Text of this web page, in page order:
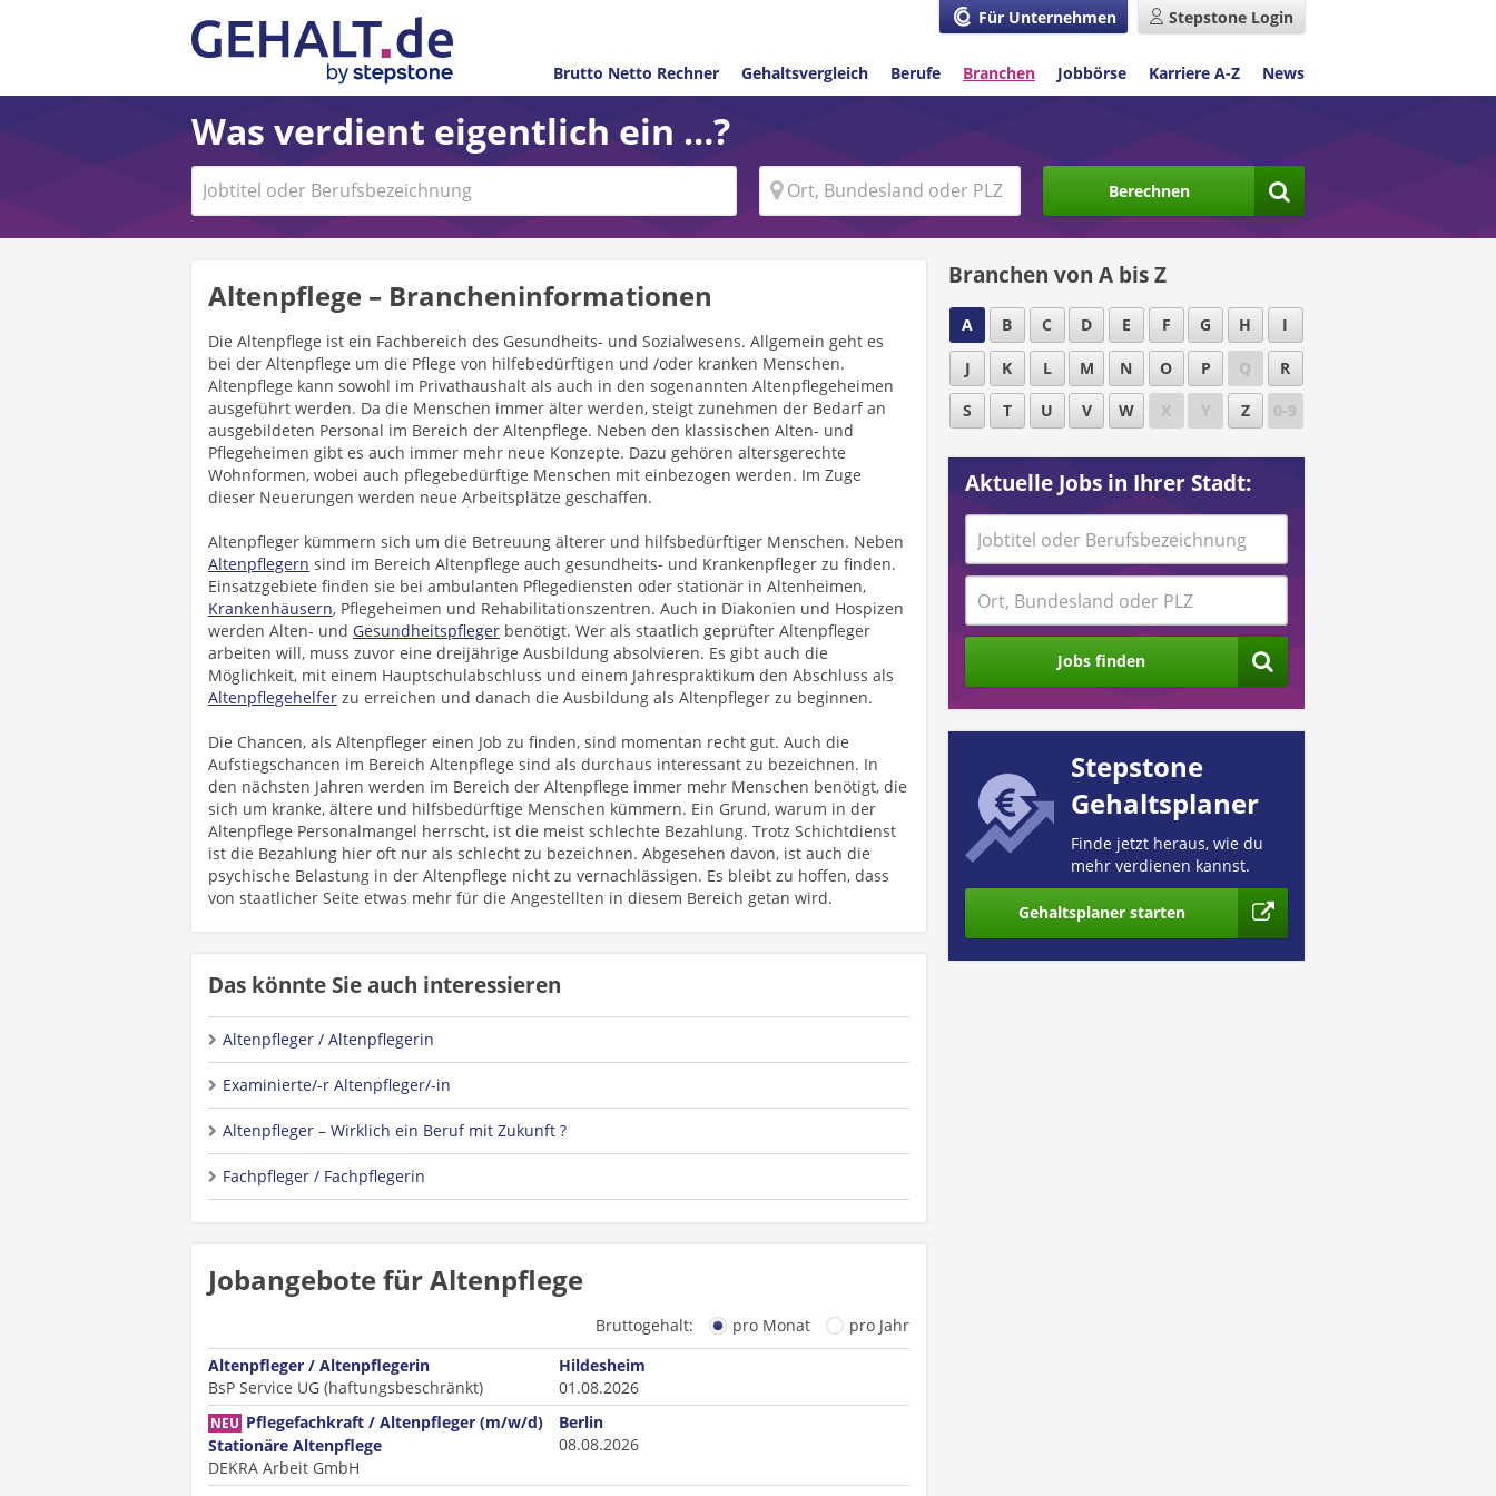
Für Unternehmen Stepstone Login
Brutto Netto Rechner Gehaltsvergleich Berufe Branchen Jobbörse Karriere A-Z News
Was verdient eigentlich ein …?
Berechnen
Altenpflege – Brancheninformationen
Die Altenpflege ist ein Fachbereich des Gesundheits- und Sozialwesens. Allgemein geht es
bei der Altenpflege um die Pflege von hilfebedürftigen und /oder kranken Menschen.
Altenpflege kann sowohl im Privathaushalt als auch in den sogenannten Altenpflegeheimen
ausgeführt werden. Da die Menschen immer älter werden, steigt zunehmen der Bedarf an
ausgebildeten Personal im Bereich der Altenpflege. Neben den klassischen Alten- und
Pflegeheimen gibt es auch immer mehr neue Konzepte. Dazu gehören altersgerechte
Wohnformen, wobei auch pflegebedürftige Menschen mit einbezogen werden. Im Zuge
dieser Neuerungen werden neue Arbeitsplätze geschaffen.
Altenpfleger kümmern sich um die Betreuung älterer und hilfsbedürftiger Menschen. Neben
Altenpflegern sind im Bereich Altenpflege auch gesundheits- und Krankenpfleger zu finden.
Einsatzgebiete finden sie bei ambulanten Pflegediensten oder stationär in Altenheimen,
Krankenhäusern, Pflegeheimen und Rehabilitationszentren. Auch in Diakonien und Hospizen
werden Alten- und Gesundheitspfleger benötigt. Wer als staatlich geprüfter Altenpfleger
arbeiten will, muss zuvor eine dreijährige Ausbildung absolvieren. Es gibt auch die
Möglichkeit, mit einem Hauptschulabschluss und einem Jahrespraktikum den Abschluss als
Altenpflegehelfer zu erreichen und danach die Ausbildung als Altenpfleger zu beginnen.
Die Chancen, als Altenpfleger einen Job zu finden, sind momentan recht gut. Auch die
Aufstiegschancen im Bereich Altenpflege sind als durchaus interessant zu bezeichnen. In
den nächsten Jahren werden im Bereich der Altenpflege immer mehr Menschen benötigt, die
sich um kranke, ältere und hilfsbedürftige Menschen kümmern. Ein Grund, warum in der
Altenpflege Personalmangel herrscht, ist die meist schlechte Bezahlung. Trotz Schichtdienst
ist die Bezahlung hier oft nur als schlecht zu bezeichnen. Abgesehen davon, ist auch die
psychische Belastung in der Altenpflege nicht zu vernachlässigen. Es bleibt zu hoffen, dass
von staatlicher Seite etwas mehr für die Angestellten in diesem Bereich getan wird.
Das könnte Sie auch interessieren
Altenpfleger / Altenpflegerin
Examinierte/-r Altenpfleger/-in
Altenpfleger – Wirklich ein Beruf mit Zukunft ?
Fachpfleger / Fachpflegerin
Jobangebote für Altenpflege
Bruttogehalt: pro Monat
pro Jahr
Altenpfleger / Altenpflegerin
BsP Service UG (haftungsbeschränkt)
Hildesheim
01.08.2026
NEU Pflegefachkraft / Altenpfleger (m/w/d)
Stationäre Altenpflege
DEKRA Arbeit GmbH
Berlin
08.08.2026
Branchen von A bis Z
A B C D E F G H I
J K L M N O P Q R
S T U V W X Y Z 0-9
Aktuelle Jobs in Ihrer Stadt:
Jobs finden
Stepstone
Gehaltsplaner
Finde jetzt heraus, wie du
mehr verdienen kannst.
Gehaltsplaner starten